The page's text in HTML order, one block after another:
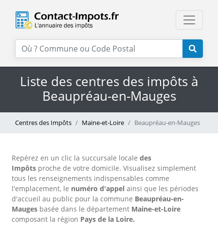
Liste des centres des impôts à
Beaupréau-en-Mauges
Centres des Impôts Maine-et-Loire Beaupréau-en-Mauges
Repérez en un clic la succursale locale des
Impôts proche de votre domicile. Visualisez simplement
tous les renseignements indispensables comme
l'emplacement, le numéro d'appel ainsi que les périodes
d'accueil au public pour la commune Beaupréau-en-
Mauges basée dans le département Maine-et-Loire
composant la région Pays de la Loire.